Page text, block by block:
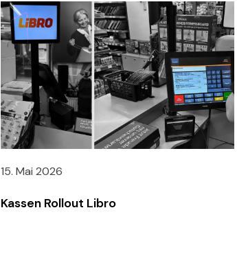
15. Mai 2026
Kassen Rollout Libro